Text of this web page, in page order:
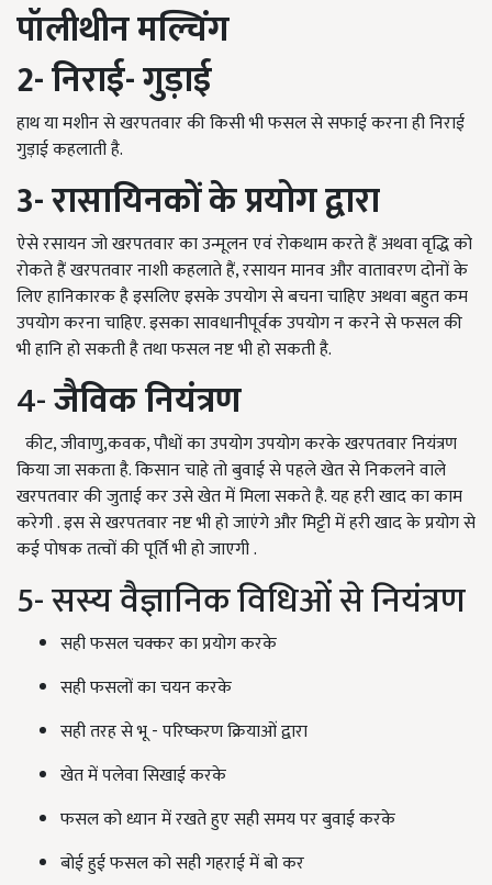
पॉलीथीन मल्चिंग
2-निराई- गुड़ाई
हाथ या मशीन से खरपतवार की किसी भी फसल से सफाई करना ही निराई
गुड़ाई कहलाती है.
3-रासायिनकों के प्रयोग द्वारा
ऐसे रसायन जो खरपतवार का उन्मूलन एवं रोकथाम करते हैं अथवा वृद्धि को
रोकते हैं खरपतवार नाशी कहलाते हैं, रसायन मानव और वातावरण दोनों के
लिए हानिकारक है इसलिए इसके उपयोग से बचना चाहिए अथवा बहुत कम
उपयोग करना चाहिए. इसका सावधानीपूर्वक उपयोग न करने से फसल की
भी हानि हो सकती है तथा फसल नष्ट भी हो सकती है.
4-जैविक नियंत्रण
कीट, जीवाणु,कवक, पौधों का उपयोग उपयोग करके खरपतवार नियंत्रण
किया जा सकता है. किसान चाहे तो बुवाई से पहले खेत से निकलने वाले
खरपतवार की जुताई कर उसे खेत में मिला सकते है. यह हरी खाद का काम
करेगी . इस से खरपतवार नष्ट भी हो जाएंगे और मिट्टी में हरी खाद के प्रयोग से
कई पोषक तत्वों की पूर्ति भी हो जाएगी .
5- सस्य वैज्ञानिक विधिओं से नियंत्रण
सही फसल चक्कर का प्रयोग करके
सही फसलों का चयन करके
सही तरह से भू - परिष्करण क्रियाओं द्वारा
खेत में पलेवा सिखाई करके
फसल को ध्यान में रखते हुए सही समय पर बुवाई करके
बोई हुई फसल को सही गहराई में बो कर